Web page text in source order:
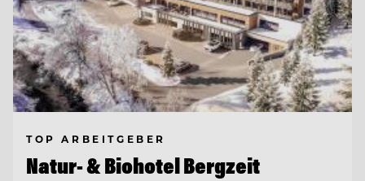
TOP ARBEITGEBER
Natur- & Biohotel Bergzeit